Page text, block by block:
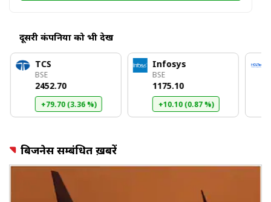
दूसरी कंपनियों को भी देखें
TCS
BSE
₹2452.70
+79.70 (3.36 %)
Infosys
BSE
₹1175.10
+10.10 (0.87 %)
बिजनेस सम्बंधित ख़बरें